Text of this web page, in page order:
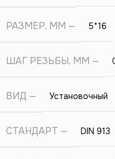
РАЗМЕР, ММ 5*16
ШАГ РЕЗЬБЫ, ММ
ВИД Установочный
СТАНДАРТ DIN 913